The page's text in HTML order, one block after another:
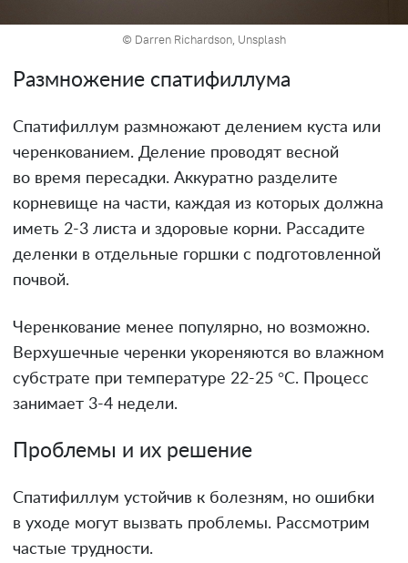
© Darren Richardson, Unsplash
Размножение спатифиллума
Спатифиллум размножают делением куста или
черенкованием. Деление проводят весной
во время пересадки. Аккуратно разделите
корневище на части, каждая из которых должна
иметь 2-3 листа и здоровые корни. Рассадите
деленки в отдельные горшки с подготовленной
почвой.
Черенкование менее популярно, но возможно.
Верхушечные черенки укореняются во влажном
субстрате при температуре 22-25 °C. Процесс
занимает 3-4 недели.
Проблемы и их решение
Спатифиллум устойчив к болезням, но ошибки
в уходе могут вызвать проблемы. Рассмотрим
частые трудности.